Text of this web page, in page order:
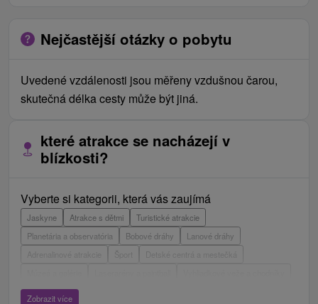
Nejčastější otázky o pobytu
Uvedené vzdálenosti jsou měřeny vzdušnou čarou,
skutečná délka cesty může být jiná.
které atrakce se nacházejí v
blízkosti?
Vyberte si kategorii, která vás zaujímá
Jaskyne Atrakce s dětmi
Turistické atrakcie
Planetária a observatória
Bobové dráhy
Lanové dráhy
Adrenalinové atrakcie
Detské centrá a mestečká
ZOO a zvieracie farmy
Zobrazit více